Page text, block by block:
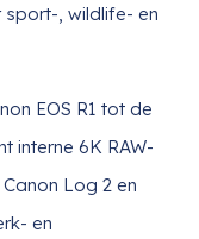
, wildlife- en
EOS R1 tot de
interne 6K RAW-
Log 2 en
en